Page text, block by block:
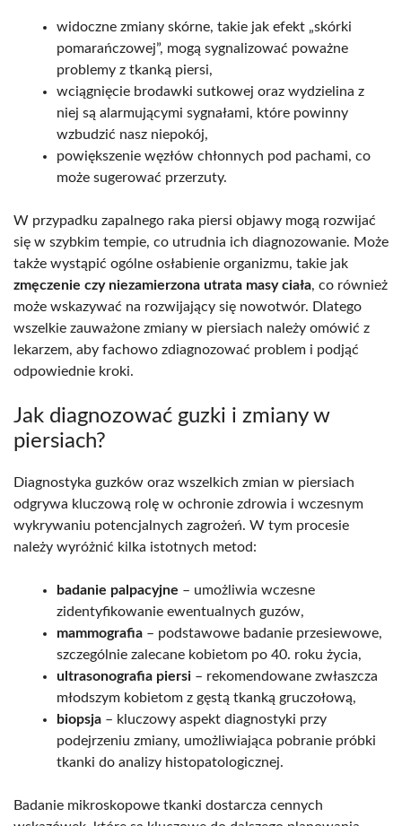
widoczne zmiany skórne, takie jak efekt „skórki
pomarańczowej”, mogą sygnalizować poważne
problemy z tkanką piersi,
wciągnięcie brodawki sutkowej oraz wydzielina z
niej są alarmującymi sygnałami, które powinny
wzbudzić nasz niepokój,
powiększenie węzłów chłonnych pod pachami, co
może sugerować przerzuty.
W przypadku zapalnego raka piersi objawy mogą rozwijać
się w szybkim tempie, co utrudnia ich diagnozowanie. Może
także wystąpić ogólne osłabienie organizmu, takie jak
zmęczenie czy niezamierzona utrata masy ciała, co również
może wskazywać na rozwijający się nowotwór. Dlatego
wszelkie zauważone zmiany w piersiach należy omówić z
lekarzem, aby fachowo zdiagnozować problem i podjąć
odpowiednie kroki.
Jak diagnozować guzki i zmiany w
piersiach?
Diagnostyka guzków oraz wszelkich zmian w piersiach
odgrywa kluczową rolę w ochronie zdrowia i wczesnym
wykrywaniu potencjalnych zagrożeń. W tym procesie
należy wyróżnić kilka istotnych metod:
badanie palpacyjne – umożliwia wczesne
zidentyfikowanie ewentualnych guzów,
mammografia – podstawowe badanie przesiewowe,
szczególnie zalecane kobietom po 40. roku życia,
ultrasonografia piersi – rekomendowane zwłaszcza
młodszym kobietom z gęstą tkanką gruczołową,
biopsja – kluczowy aspekt diagnostyki przy
podejrzeniu zmiany, umożliwiająca pobranie próbki
tkanki do analizy histopatologicznej.
Badanie mikroskopowe tkanki dostarcza cennych